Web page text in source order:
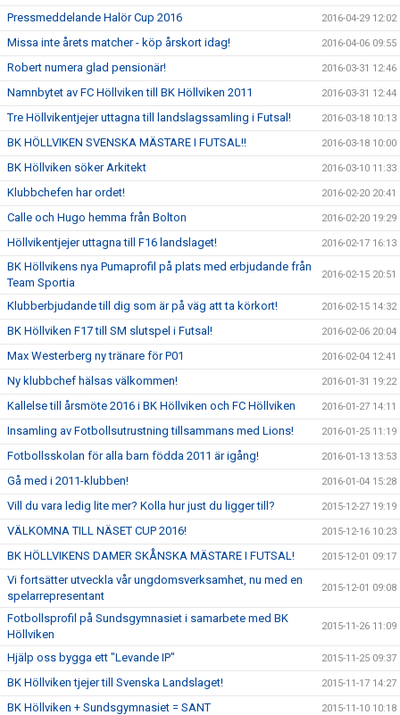
Pressmeddelande Halör Cup 2016 2016-04-29 12:02
Missa inte årets matcher - köp årskort idag! 2016-04-06 09:55
Robert numera glad pensionär! 2016-03-31 12:46
Namnbytet av FC Höllviken till BK Höllviken 2011 2016-03-31 12:44
Tre Höllvikentjejer uttagna till landslagssamling i Futsal! 2016-03-18 10:13
BK HÖLLVIKEN SVENSKA MÄSTARE I FUTSAL!! 2016-03-18 10:00
BK Höllviken söker Arkitekt 2016-03-10 11:33
Klubbchefen har ordet! 2016-02-20 20:41
Calle och Hugo hemma från Bolton 2016-02-20 19:29
Höllvikentjejer uttagna till F16 landslaget! 2016-02-17 16:13
BK Höllvikens nya Pumaprofil på plats med erbjudande från
Team Sportia
2016-02-15 20:51
Klubberbjudande till dig som är på väg att ta körkort! 2016-02-15 14:32
BK Höllviken F17 till SM slutspel i Futsal! 2016-02-06 20:04
Max Westerberg ny tränare för P01 2016-02-04 12:41
Ny klubbchef hälsas välkommen! 2016-01-31 19:22
Kallelse till årsmöte 2016 i BK Höllviken och FC Höllviken 2016-01-27 14:11
Insamling av Fotbollsutrustning tillsammans med Lions! 2016-01-25 11:19
Fotbollsskolan för alla barn födda 2011 är igång! 2016-01-13 13:53
Gå med i 2011-klubben! 2016-01-04 15:28
Vill du vara ledig lite mer? Kolla hur just du ligger till? 2015-12-27 19:19
VÄLKOMNA TILL NÄSET CUP 2016! 2015-12-16 10:23
BK HÖLLVIKENS DAMER SKÅNSKA MÄSTARE I FUTSAL! 2015-12-01 09:17
Vi fortsätter utveckla vår ungdomsverksamhet, nu med en
spelarrepresentant
2015-12-01 09:08
Fotbollsprofil på Sundsgymnasiet i samarbete med BK
Höllviken
2015-11-26 11:09
Hjälp oss bygga ett "Levande IP" 2015-11-25 09:37
BK Höllviken tjejer till Svenska Landslaget! 2015-11-17 14:27
BK Höllviken + Sundsgymnasiet = SANT 2015-11-10 10:18